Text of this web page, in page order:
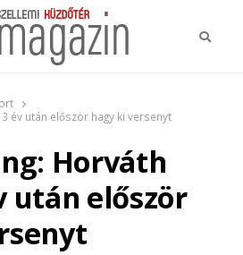
év után először hagy ki versenyt
Horváth
után először